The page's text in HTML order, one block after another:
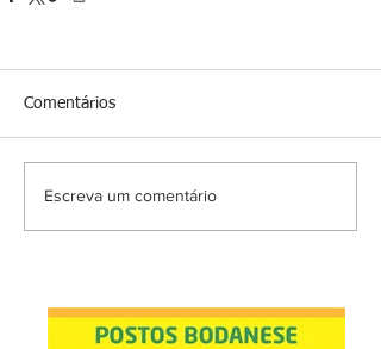
Comentários
Escreva um comentário